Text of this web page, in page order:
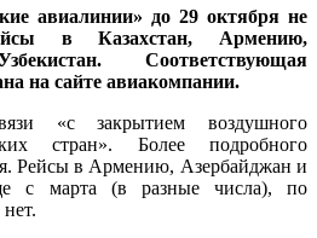
авиалинии» до 29 октября не
в Казахстан, Армению,
Соответствующая
на сайте авиакомпании.
«с закрытием воздушного
стран». Более подробного
Рейсы в Армению, Азербайджан и
с марта (в разные числа), по